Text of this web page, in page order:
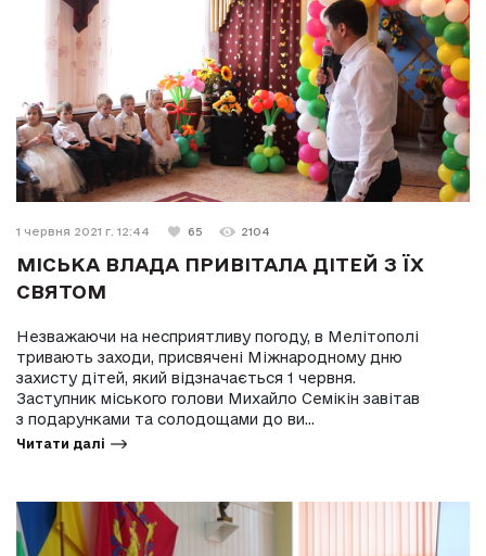
1 червня 2021 г. 12:44 65 2104
МІСЬКА ВЛАДА ПРИВІТАЛА ДІТЕЙ З ЇХ
СВЯТОМ
Незважаючи на несприятливу погоду, в Мелітополі
тривають заходи, присвячені Міжнародному дню
захисту дітей, який відзначається 1 червня.
Заступник міського голови Михайло Семікін завітав
з подарунками та солодощами до ви...
Читати далі